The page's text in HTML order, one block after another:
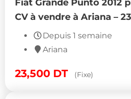
Fiat Grande Punto 2012
CV à vendre à Ariana –
Depuis 1 semaine
Ariana
23,500 DT (Fixe)